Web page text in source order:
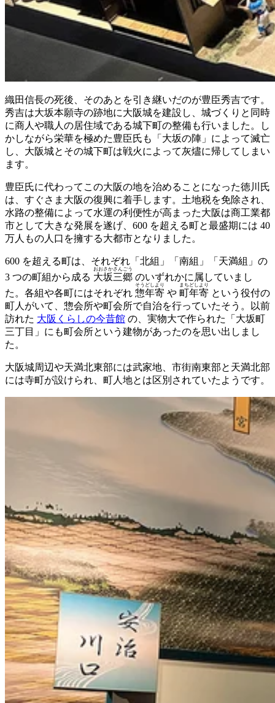
織田信長の死後、そのあとを引き継いだのが豊臣秀吉です。
秀吉は大坂本願寺の跡地に大阪城を建設し、城づくりと同時
に商人や職人の居住域である城下町の整備も行いました。し
かしながら栄華を極めた豊臣氏も「大坂の陣」によって滅亡
し、大阪城とその城下町は戦火によって灰燼に帰してしまい
ます。
豊臣氏に代わってこの大阪の地を治めることになった徳川氏
は、すぐさま大阪の復興に着手します。土地税を免除され、
水路の整備によって水運の利便性が高まった大阪は商工業都
市として大きな発展を遂げ、600 を超える町と最盛期には 40
万人もの人口を擁する大都市となりました。
600 を超える町は、それぞれ「北組」「南組」「天満組」の
3 つの町組から成る 大坂三郷
おおさかさんごう
のいずれかに属していまし
た。各組や各町にはそれぞれ 惣年寄
そうどしより
や 町年寄
まちどしより
という役付の
町人がいて、惣会所や町会所で自治を行っていたそう。以前
訪れた 大阪くらしの今昔館 の、実物大で作られた「大坂町
三丁目」にも町会所という建物があったのを思い出しまし
た。
大阪城周辺や天満北東部には武家地、市街南東部と天満北部
には寺町が設けられ、町人地とは区別されていたようです。